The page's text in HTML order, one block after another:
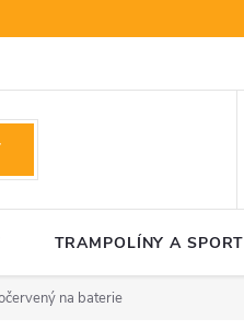
TRAMPOLÍNY A SPORT
na baterie